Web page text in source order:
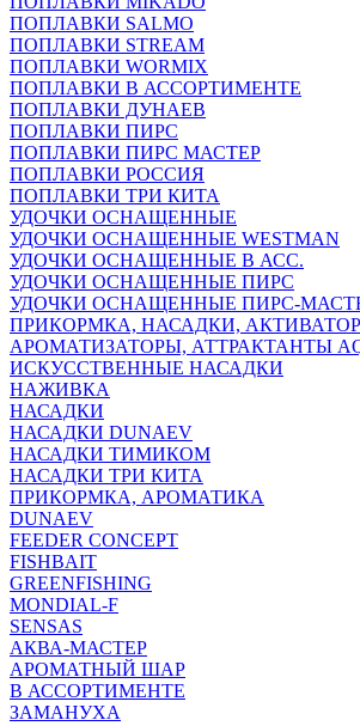
ПОПЛАВКИ SALMO
ПОПЛАВКИ STREAM
ПОПЛАВКИ WORMIX
ПОПЛАВКИ В АССОРТИМЕНТЕ
ПОПЛАВКИ ДУНАЕВ
ПОПЛАВКИ ПИРС
ПОПЛАВКИ ПИРС МАСТЕР
ПОПЛАВКИ РОССИЯ
ПОПЛАВКИ ТРИ КИТА
УДОЧКИ ОСНАЩЕННЫЕ
УДОЧКИ ОСНАЩЕННЫЕ WESTMAN
УДОЧКИ ОСНАЩЕННЫЕ В АСС.
УДОЧКИ ОСНАЩЕННЫЕ ПИРС
УДОЧКИ ОСНАЩЕННЫЕ ПИРС-
ПРИКОРМКА, НАСАДКИ,
АРОМАТИЗАТОРЫ, АТТРАКТАНТЫ
ИСКУССТВЕННЫЕ НАСАДКИ
НАЖИВКА
НАСАДКИ
НАСАДКИ DUNAEV
НАСАДКИ ТИМИКОМ
НАСАДКИ ТРИ КИТА
ПРИКОРМКА, АРОМАТИКА
DUNAEV
FEEDER CONCEPT
FISHBAIT
GREENFISHING
MONDIAL-F
SENSAS
АКВА-МАСТЕР
АРОМАТНЫЙ ШАР
В АССОРТИМЕНТЕ
ЗАМАНУХА